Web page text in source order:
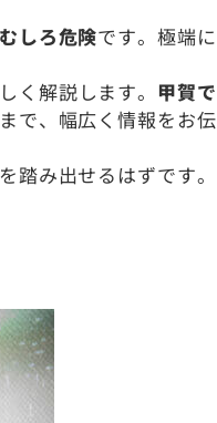
しろ危険です。極端に
く解説します。 甲賀で
まで、幅広く情報をお伝
み出せるはずです。